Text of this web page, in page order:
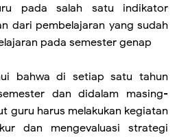
pada salah satu indikator
dari pembelajaran yang sudah
pada semester genap
bahwa di setiap satu tahun
dan didalam masing-
guru harus melakukan kegiatan
dan mengevaluasi strategi